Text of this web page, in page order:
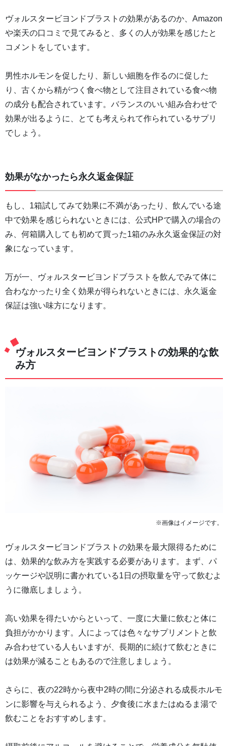
ヴォルスタービヨンドブラストの効果があるのか、Amazon
や楽天の口コミで見てみると、多くの人が効果を感じたと
コメントをしています。
男性ホルモンを促したり、新しい細胞を作るのに促した
り、古くから精がつく食べ物として注目されている食べ物
の成分も配合されています。バランスのいい組み合わせで
効果が出るように、とても考えられて作られているサプリ
でしょう。
効果がなかったら永久返金保証
もし、1箱試してみて効果に不満があったり、飲んでいる途
中で効果を感じられないときには、公式HPで購入の場合の
み、何箱購入しても初めて買った1箱のみ永久返金保証の対
象になっています。
万が一、ヴォルスタービヨンドブラストを飲んでみて体に
合わなかったり全く効果が得られないときには、永久返金
保証は強い味方になります。
ヴォルスタービヨンドブラストの効果的な飲
み方
※画像はイメージです。
ヴォルスタービヨンドブラストの効果を最大限得るために
は、効果的な飲み方を実践する必要があります。まず、パ
ッケージや説明に書かれている1日の摂取量を守って飲むよ
うに徹底しましょう。
高い効果を得たいからといって、一度に大量に飲むと体に
負担がかかります。人によっては色々なサプリメントと飲
み合わせている人もいますが、長期的に続けて飲むときに
は効果が減ることもあるので注意しましょう。
さらに、夜の22時から夜中2時の間に分泌される成長ホルモ
ンに影響を与えられるよう、夕食後に水またはぬるま湯で
飲むことをおすすめします。